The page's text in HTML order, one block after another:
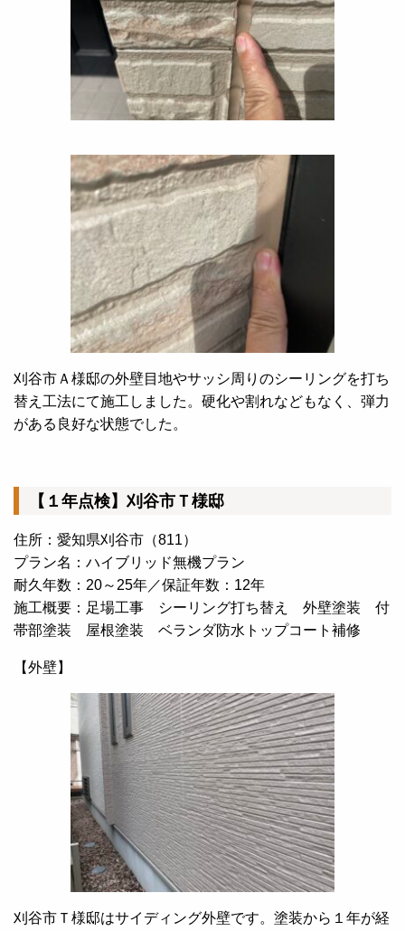
刈谷市Ａ様邸の外壁目地やサッシ周りのシーリングを打ち
替え工法にて施工しました。硬化や割れなどもなく、弾力
がある良好な状態でした。
【１年点検】刈谷市Ｔ様邸
住所：愛知県刈谷市（811）
プラン名：ハイブリッド無機プラン
耐久年数：20～25年／保証年数：12年
施工概要：足場工事 シーリング打ち替え 外壁塗装 付
帯部塗装 屋根塗装 ベランダ防水トップコート補修
【外壁】
刈谷市Ｔ様邸はサイディング外壁です。塗装から１年が経